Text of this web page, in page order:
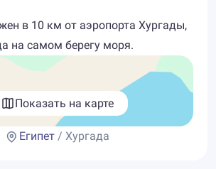
в 10 км от аэропорта Хургады,
на самом берегу моря.
Показать на карте
Египет / Хургада